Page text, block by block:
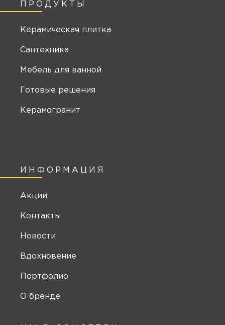
ИНФОРМАЦИЯ
Акции
Контакты
Новости
Вдохновение
Портфолио
О бренде
ПРОДУКТЫ
Керамическая плитка
Сантехника
Мебель для ванной
Готовые решения
Керамогранит